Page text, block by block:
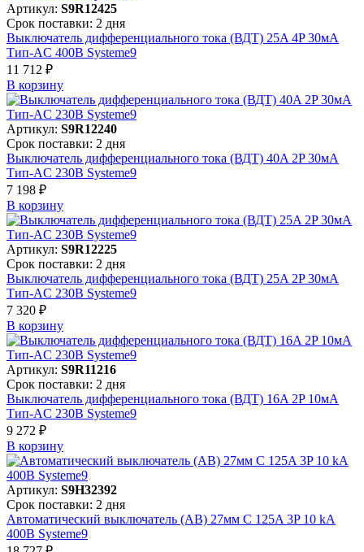
Артикул: S9R12425
Срок поставки: 2 дня
Выключатель дифференциального тока (ВДТ) 25A 4P 30мА
Тип-AC 400В Systeme9
11 712 ₽
В корзинy
Артикул: S9R12240
Срок поставки: 2 дня
Выключатель дифференциального тока (ВДТ) 40A 2P 30мА
Тип-AC 230В Systeme9
7 198 ₽
В корзинy
Артикул: S9R12225
Срок поставки: 2 дня
Выключатель дифференциального тока (ВДТ) 25A 2P 30мА
Тип-AC 230В Systeme9
7 320 ₽
В корзинy
Артикул: S9R11216
Срок поставки: 2 дня
Выключатель дифференциального тока (ВДТ) 16A 2P 10мА
Тип-AC 230В Systeme9
9 272 ₽
В корзинy
Артикул: S9H32392
Срок поставки: 2 дня
Автоматический выключатель (АВ) 27мм C 125A 3P 10 kA
400В Systeme9